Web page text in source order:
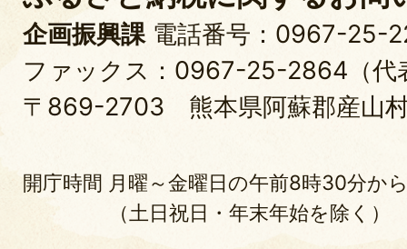
企画振興課電話番号：0967-25-
ファックス：0967-25-2864（代
〒869-2703 熊本県阿蘇郡産山
開庁時間 月曜～金曜日の午前8時30分か
（土日祝日・年末年始を除く）